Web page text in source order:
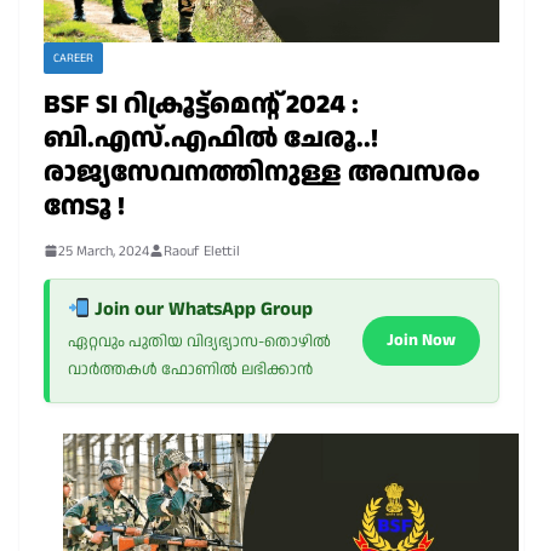
CAREER
BSF SI റിക്രൂട്ട്മെന്റ് 2024 :
ബി.എസ്.എഫിൽ ചേരൂ..!
രാജ്യസേവനത്തിനുള്ള അവസരം
നേടൂ !
25 March, 2024 Raouf Elettil
Join our WhatsApp Group
ഏറ്റവും പുതിയ വിദ്യഭ്യാസ-തൊഴിൽ
വാർത്തകൾ ഫോണിൽ ലഭിക്കാൻ
Join Now